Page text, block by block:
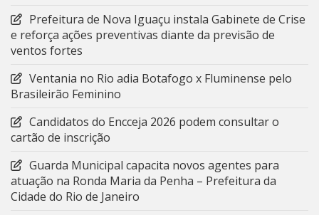
Prefeitura de Nova Iguaçu instala Gabinete de Crise
e reforça ações preventivas diante da previsão de
ventos fortes
Ventania no Rio adia Botafogo x Fluminense pelo
Brasileirão Feminino
Candidatos do Encceja 2026 podem consultar o
cartão de inscrição
Guarda Municipal capacita novos agentes para
atuação na Ronda Maria da Penha – Prefeitura da
Cidade do Rio de Janeiro